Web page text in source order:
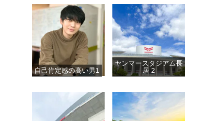
自己肯定感の高い男1
ヤンマースタジアム長
居 2